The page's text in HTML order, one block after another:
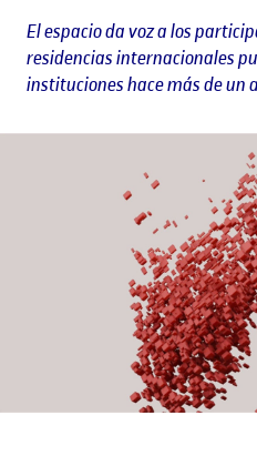
El espacio da voz a los
residencias internacionales
instituciones hace más de un